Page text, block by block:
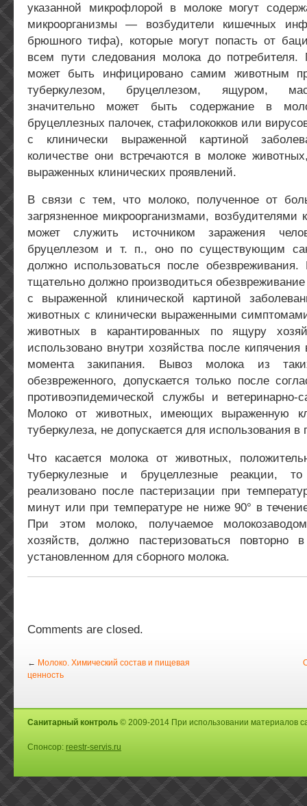
указанной микрофлорой в молоке могут
микроорганизмы — возбудители кишечных
брюшного тифа), которые могут попасть от
всем пути следования молока до потребителя.
может быть инфицировано самим животным
туберкулезом, бруцеллезом, ящуром,
значительно может быть содержание в
бруцеллезных палочек, стафилококков или
с клинически выраженной картиной
количестве они встречаются в молоке
выраженных клинических проявлений.
В связи с тем, что молоко, полученное от
загрязненное микроорганизмами,
может служить источником заражения
бруцеллезом и т. п., оно по существующим
должно использоваться после
тщательно должно производиться
с выраженной клинической картиной
животных с клинически выраженными
животных в карантированных по ящуру
использовано внутри хозяйства после
момента закипания. Вывоз молока из
обезвреженного, допускается только после
противоэпидемической службы и ветеринарно-
Молоко от животных, имеющих выраженную
туберкулеза, не допускается для использования в
Что касается молока от животных,
туберкулезные и бруцеллезные реакции,
реализовано после пастеризации при
минут или при температуре не ниже 90° в
При этом молоко, получаемое
хозяйств, должно пастеризоваться повторно
установленном для сборного молока.
Comments are closed.
← Молоко. Химический состав и пищевая
ценность
Санитарный контроль © 2009-2014 При использовании материалов
Спонсор: reestr-servis.ru